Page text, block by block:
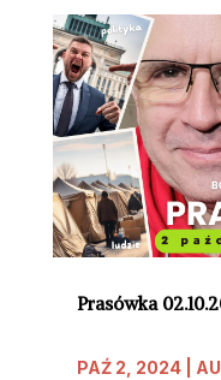
Prasówka
PAŹ 2, 2024|